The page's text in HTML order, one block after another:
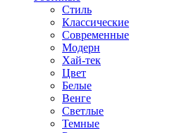
Стиль
Классические
Современные
Модерн
Хай-тек
Цвет
Белые
Венге
Светлые
Темные